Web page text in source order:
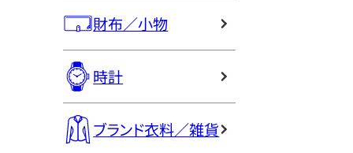
財布／小物
時計
ブランド衣料／雑貨